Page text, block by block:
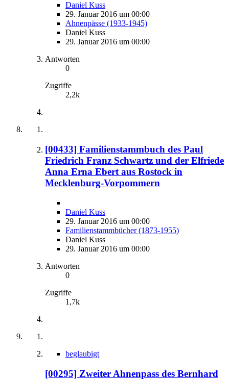
Daniel Kuss
29. Januar 2016 um 00:00
Ahnenpässe (1933-1945)
Daniel Kuss
29. Januar 2016 um 00:00
Antworten
0
Zugriffe
2,2k
[00433] Familienstammbuch des Paul
Friedrich Franz Schwartz und der Elfriede
Anna Erna Ebert aus Rostock in
Mecklenburg-Vorpommern
Daniel Kuss
29. Januar 2016 um 00:00
Familienstammbücher (1873-1955)
Daniel Kuss
29. Januar 2016 um 00:00
Antworten
0
Zugriffe
1,7k
beglaubigt
[00295] Zweiter Ahnenpass des Bernhard